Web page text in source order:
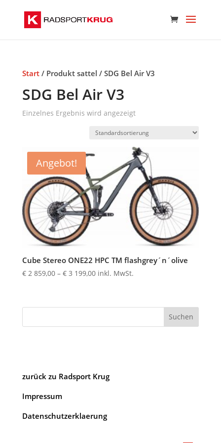
Start/ Produkt sattel / SDG Bel Air V3
SDG Bel Air V3
Einzelnes Ergebnis wird angezeigt
Angebot!
Cube Stereo ONE22 HPC TM flashgrey´n´olive
€2 859,00 – €3 199,00Preisspanne:
bis
199,00
inkl. MwSt.
Suchen
zurück zu Radsport Krug
Impressum
Datenschutzerklaerung